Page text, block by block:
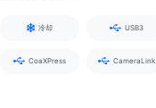
冷却 USB3
CoaXPress CameraLink